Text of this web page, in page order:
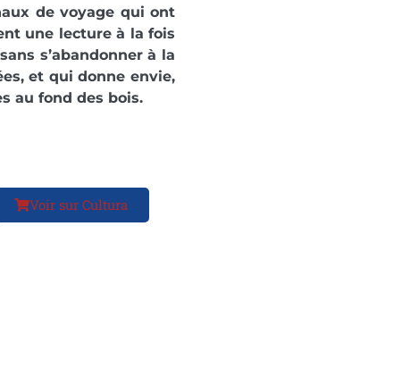
de voyage qui ont
une lecture à la fois
s’abandonner à la
et qui donne envie,
au fond des bois.
Voir sur Cultura